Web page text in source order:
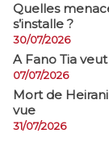
Quelles
s’installe ?
30/07/2026
A Fano Tia
07/07/2026
Mort de
vue
31/07/2026